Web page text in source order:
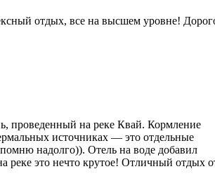
отдых, все на высшем уровне!
проведенный на реке Квай. Кормление
источниках — это отдельные
надолго)). Отель на воде добавил
реке это нечто крутое! Отличный отдых